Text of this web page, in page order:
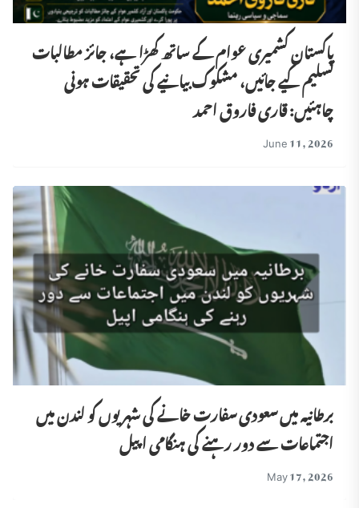
پاکستان کشمیری عوام کے ساتھ کھڑا ہے، جائز مطالبات
تسلیم کیے جائیں، مشکوک بیانیے کی تحقیقات ہونی
چاہئیں: قاری فاروق احمد
June 11, 2026
برطانیہ میں سعودی سفارت خانے کی شہریوں کو لندن میں
اجتماعات سے دور رہنے کی ہنگامی اپیل
May 17, 2026